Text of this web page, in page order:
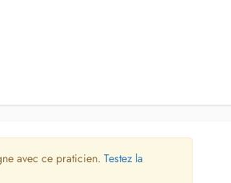
avec ce praticien. Testez la